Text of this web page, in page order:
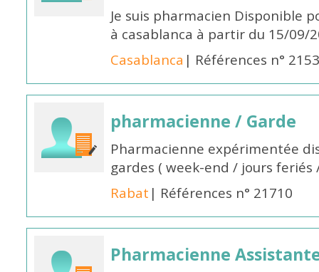
Je suis pharmacien Disponible
à casablanca à partir du 15/09/
Casablanca | Références n°
pharmacienne / Garde
Pharmacienne expérimentée
gardes ( week-end / jours
Rabat | Références n° 21710
Pharmacienne